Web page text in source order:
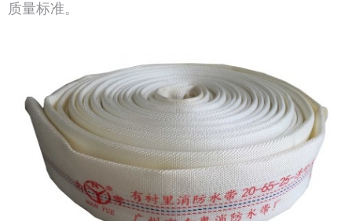
质量标准。